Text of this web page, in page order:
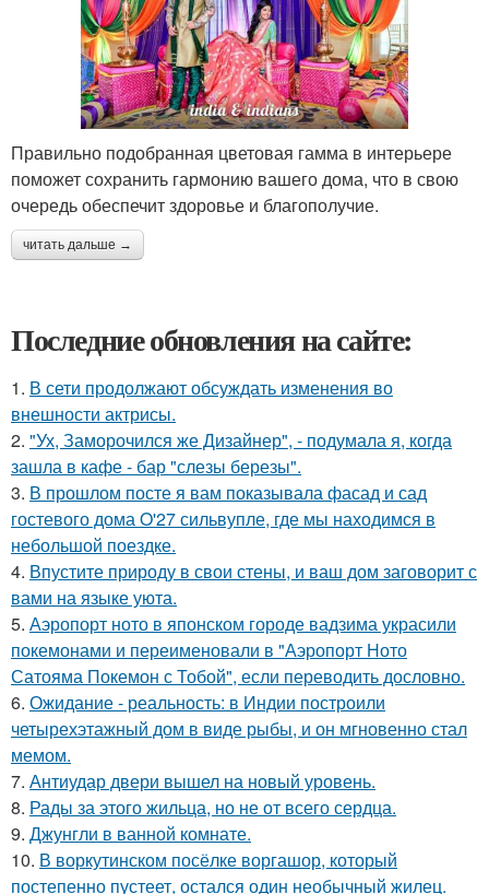
Правильно подобранная цветовая гамма в интерьере
поможет сохранить гармонию вашего дома, что в свою
очередь обеспечит здоровье и благополучие.
читать дальше →
Последние обновления на сайте:
1. В сети продолжают обсуждать изменения во
внешности актрисы.
2. "Ух, Заморочился же Дизайнер", - подумала я, когда
зашла в кафе - бар "слезы березы".
3. В прошлом посте я вам показывала фасад и сад
гостевого дома O'27 сильвупле, где мы находимся в
небольшой поездке.
4. Впустите природу в свои стены, и ваш дом заговорит с
вами на языке уюта.
5. Аэропорт ното в японском городе вадзима украсили
покемонами и переименовали в "Аэропорт Ното
Сатояма Покемон с Тобой", если переводить дословно.
6. Ожидание - реальность: в Индии построили
четырехэтажный дом в виде рыбы, и он мгновенно стал
мемом.
7. Антиудар двери вышел на новый уровень.
8. Рады за этого жильца, но не от всего сердца.
9. Джунгли в ванной комнате.
10. В воркутинском посёлке воргашор, который
постепенно пустеет, остался один необычный жилец.